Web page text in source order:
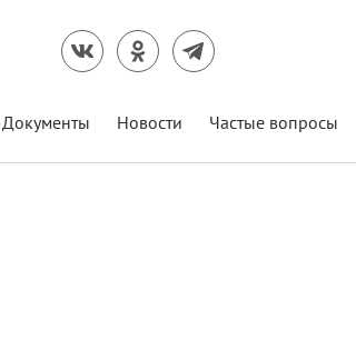
Документы Новости Частые вопросы